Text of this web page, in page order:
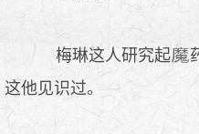
梅琳这人研究起
这他见识过。